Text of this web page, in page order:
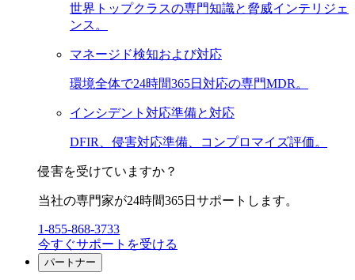
世界トップクラスの専門知識と脅威インテリジェ
ンス。
マネージド検知および対応
環境全体で24時間365日対応の専門MDR。
インシデント対応準備と対応
DFIR、侵害対応準備、コンプロマイズ評価。
侵害を受けていますか？
当社の専門家が24時間365日サポートします。
1-855-868-3733
今すぐサポートを受ける
パートナー